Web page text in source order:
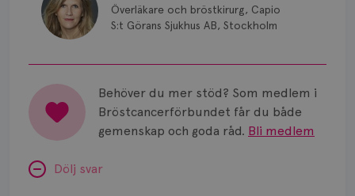
Överläkare och bröstkirurg, Capio
S:t Görans Sjukhus AB, Stockholm
Behöver du mer stöd? Som medlem i
Bröstcancerförbundet får du både
gemenskap och goda råd. Bli medlem
Dölj svar